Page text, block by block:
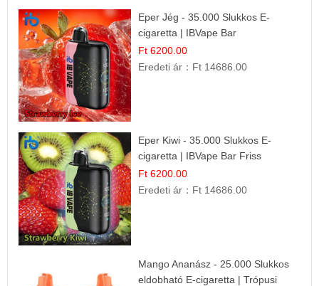
Eper Jég - 35.000 Slukkos E-
cigaretta | IBVape Bar
Ft 6200.00
Eredeti ár： Ft 14686.00
Eper Kiwi - 35.000 Slukkos E-
cigaretta | IBVape Bar Friss
Gyümölcs Ízek
Ft 6200.00
Eredeti ár： Ft 14686.00
Mango Ananász - 25.000 Slukkos
eldobható E-cigaretta | Trópusi